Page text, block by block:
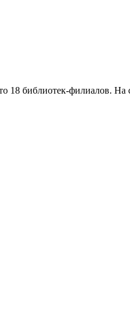
18 библиотек-филиалов.